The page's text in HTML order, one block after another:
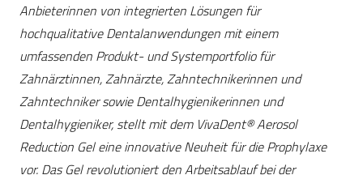
Anbieterinnen von integrierten Lösungen für
hochqualitative Dentalanwendungen mit einem
umfassenden Produkt- und Systemportfolio für
Zahnärztinnen, Zahnärzte, Zahntechnikerinnen und
Zahntechniker sowie Dentalhygienikerinnen und
Dentalhygieniker, stellt mit dem VivaDent® Aerosol
Reduction Gel eine innovative Neuheit für die Prophylaxe
vor. Das Gel revolutioniert den Arbeitsablauf bei der